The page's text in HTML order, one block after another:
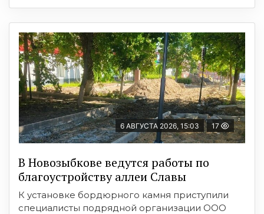
6 АВГУСТА 2026, 15:03 17
В Новозыбкове ведутся работы по
благоустройству аллеи Славы
К установке бордюрного камня приступили
специалисты подрядной организации ООО